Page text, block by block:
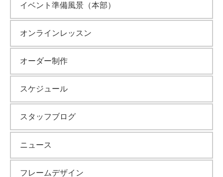
イベント準備風景（本部）
オンラインレッスン
オーダー制作
スケジュール
スタッフブログ
ニュース
フレームデザイン